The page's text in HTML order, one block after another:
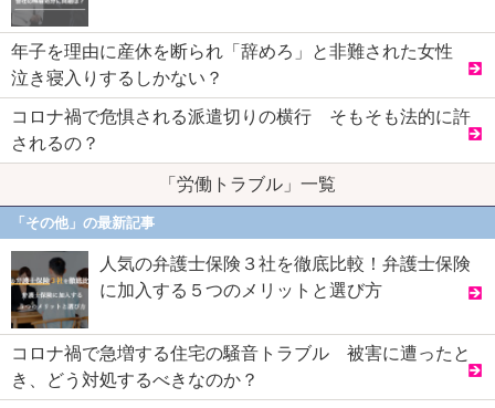
年子を理由に産休を断られ「辞めろ」と非難された女性
泣き寝入りするしかない？
コロナ禍で危惧される派遣切りの横行 そもそも法的に許
されるの？
「労働トラブル」一覧
「その他」の最新記事
人気の弁護士保険３社を徹底比較！弁護士保険
に加入する５つのメリットと選び方
コロナ禍で急増する住宅の騒音トラブル 被害に遭ったと
き、どう対処するべきなのか？